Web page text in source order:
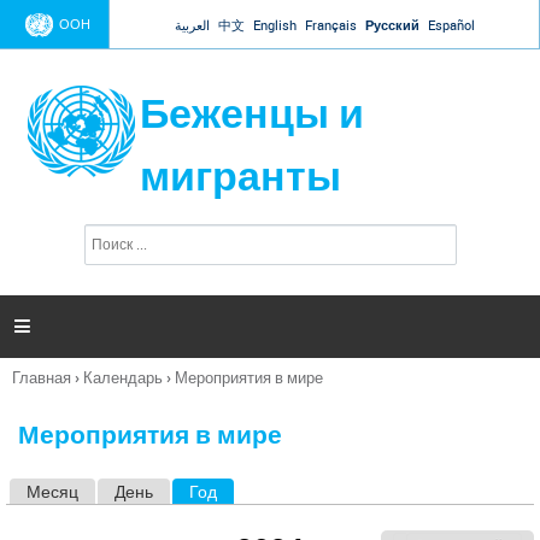
Jump to navigation
ООН العربية 中文 English Français Русский Español
Беженцы и
мигранты
п
и

Вы
Главная › Календарь › Мероприятия в мире
Мероприятия в мире
Месяц День Год